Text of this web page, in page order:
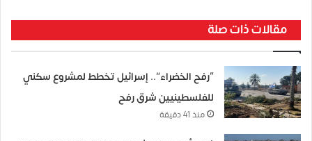
مقالات ذات صلة
“رفح الخضراء”.. إسرائيل تخطط لمشروع سكني
للفلسطينيين شرق رفح
منذ 41 دقيقة